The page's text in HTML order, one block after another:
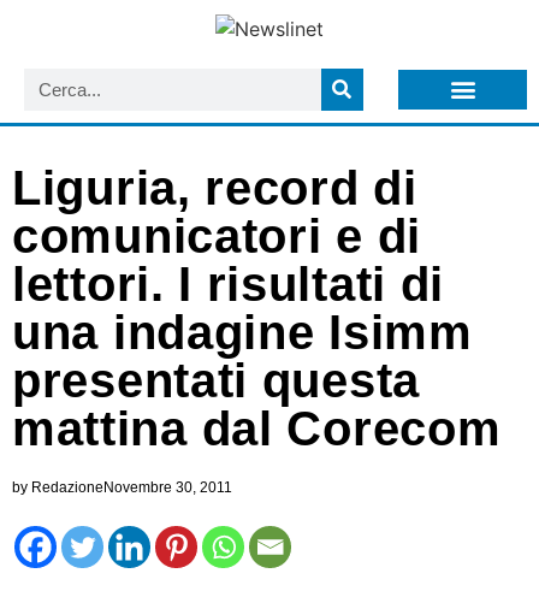
Liguria, record di
comunicatori e di
lettori. I risultati di
una indagine Isimm
presentati questa
mattina dal Corecom
by RedazioneNovembre 30, 2011